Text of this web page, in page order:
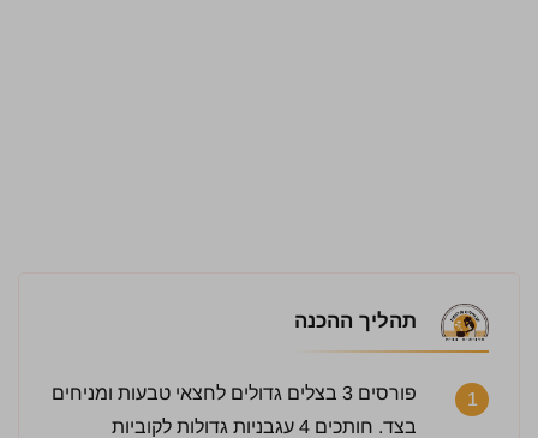
תהליך ההכנה
1
פורסים 3 בצלים גדולים לחצאי טבעות ומניחים
בצד. חותכים 4 עגבניות גדולות לקוביות